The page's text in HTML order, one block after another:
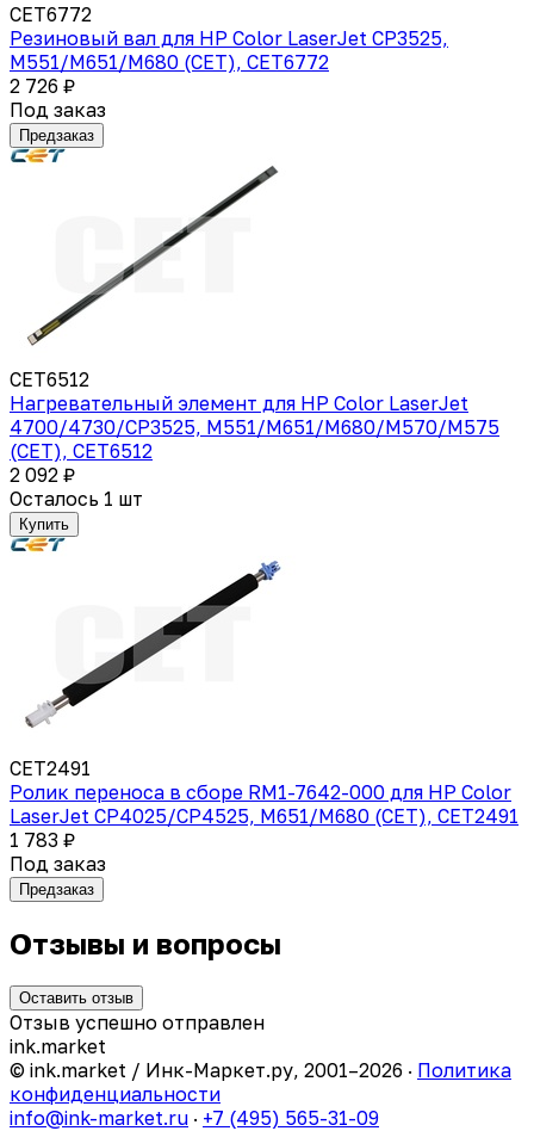
CET6772
Резиновый вал для HP Color LaserJet CP3525,
M551/M651/M680 (CET), CET6772
2 726 ₽
Под заказ
Предзаказ
CET6512
Нагревательный элемент для HP Color LaserJet
4700/4730/CP3525, M551/M651/M680/M570/M575
(CET), CET6512
2 092 ₽
Осталось 1 шт
Купить
CET2491
Ролик переноса в сборе RM1-7642-000 для HP Color
LaserJet CP4025/CP4525, M651/M680 (CET), CET2491
1 783 ₽
Под заказ
Предзаказ
Отзывы и вопросы
Оставить отзыв
Отзыв успешно отправлен
ink.market
© ink.market / Инк-Маркет.ру, 2001–2026 · Политика
конфиденциальности
info@ink-market.ru · +7 (495) 565-31-09